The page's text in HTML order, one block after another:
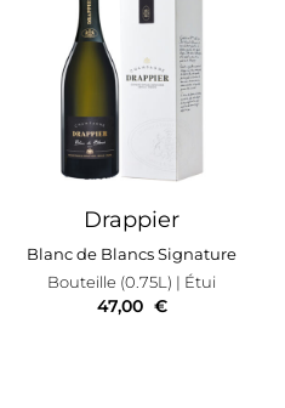
Drappier
Blanc de Blancs Signature
Bouteille (0.75L) | Étui
47,00 €